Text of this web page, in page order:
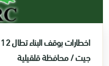
جيت / محافظة قلقيلية